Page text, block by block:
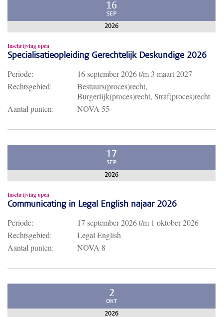
16
SEP
2026
Inschrijving open
Specialisatieopleiding Gerechtelijk Deskundige 2026
Periode: 16 september 2026t/m 3 maart 2027
Rechtsgebied:
Bestuurs(proces)recht,
Burgerlijk(proces)recht, Straf(proces)recht
Aantal punten:
NOVA 55
17
SEP
2026
Inschrijving open
Communicating in Legal English najaar 2026
Periode: 17 september 2026t/m 1 oktober 2026
Rechtsgebied:
Legal English
Aantal punten:
NOVA 8
2
OKT
2026